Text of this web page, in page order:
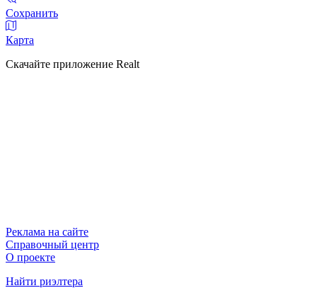
Сохранить
Карта
Скачайте приложение Realt
Реклама на сайте
Справочный центр
О проекте
Найти риэлтера